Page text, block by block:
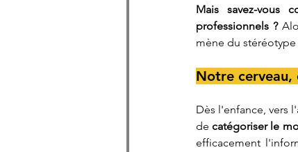
Mais savez-vous
professionnels ?
mène du
Notre cerveau,
Dès l'enfance, vers
de catégoriser le
efficacement